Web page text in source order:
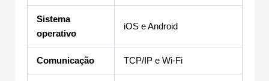
Sistema
operativo
iOS e Android
Comunicação TCP/IP e Wi-Fi